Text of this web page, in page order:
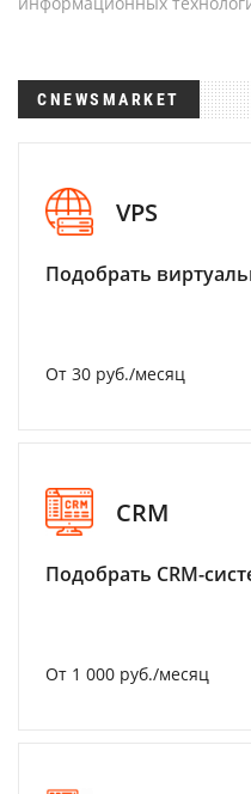
CNEWSMARKET
VPS
Подобрать
От 30 руб./месяц
CRM
Подобрать CRM-
От 1 000 руб./месяц